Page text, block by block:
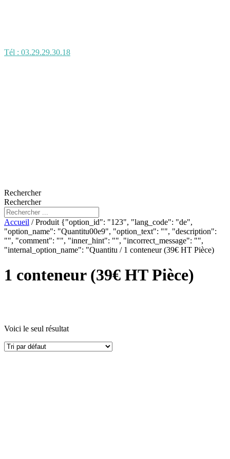
Tél : 03.29.29.30.18
Rechercher
Rechercher
Accueil / Produit {"option_id": "123", "lang_code": "de",
"option_name": "Quantitu00e9", "option_text": "", "description":
"", "comment": "", "inner_hint": "", "incorrect_message": "",
"internal_option_name": "Quantitu / 1 conteneur (39€ HT Pièce)
1 conteneur (39€ HT Pièce)
Voici le seul résultat